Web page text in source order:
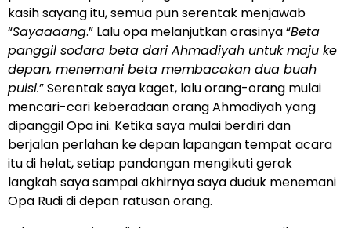
kasih sayang itu, semua pun serentak menjawab
“Sayaaaang.” Lalu opa melanjutkan orasinya “Beta
panggil sodara beta dari Ahmadiyah untuk maju ke
depan, menemani beta membacakan dua buah
puisi.” Serentak saya kaget, lalu orang-orang mulai
mencari-cari keberadaan orang Ahmadiyah yang
dipanggil Opa ini. Ketika saya mulai berdiri dan
berjalan perlahan ke depan lapangan tempat acara
itu di helat, setiap pandangan mengikuti gerak
langkah saya sampai akhirnya saya duduk menemani
Opa Rudi di depan ratusan orang.